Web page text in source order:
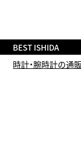
BEST ISHIDA
時計・腕時計の通